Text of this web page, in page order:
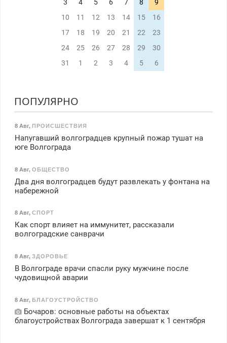
3 4 5 6 7 8
9
10
11 12 13 14 15
16
17
18 19 20 21 22
23
24
25 26 27 28 29
30
31
1 2 3 4 5 6
ПОПУЛЯРНО
8 Авг, ПРОИСШЕСТВИЯ
Напугавший волгоградцев крупный пожар тушат на
юге Волгограда
8 Авг, ОБЩЕСТВО
Два дня волгоградцев будут развлекать у фонтана на
набережной
8 Авг, СПОРТ
Как спорт влияет на иммунитет, рассказали
волгоградские санврачи
8 Авг, ЗДОРОВЬЕ
В Волгограде врачи спасли руку мужчине после
чудовищной аварии
8 Авг, БЛАГОУСТРОЙСТВО
Бочаров: основные работы на объектах
благоустройствах Волгограда завершат к 1 сентября